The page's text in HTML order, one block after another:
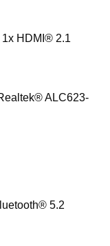
HDMI® 2.1
ALC623-
5.2